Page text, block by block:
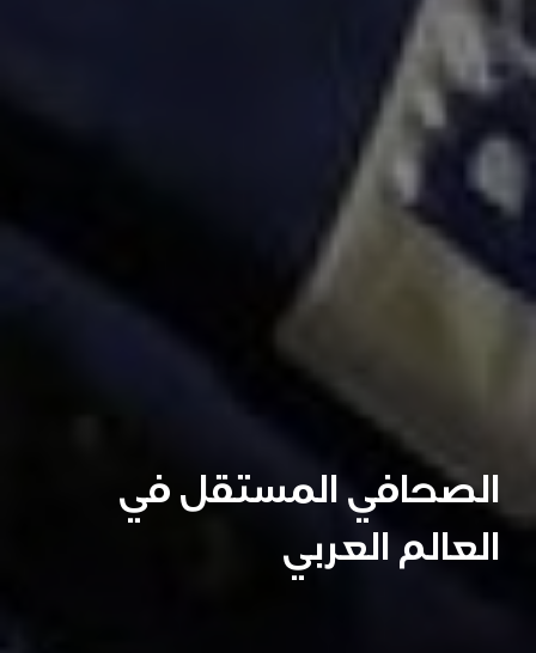
الصحافي المستقل في
العالم العربي